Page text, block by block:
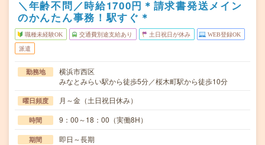
＼年齢不問／時給1700円＊請求書発送メイン
のかんたん事務！駅すぐ＊
職種未経験OK 交通費別途支給あり 土日祝日が休み WEB登録OK
派遣
勤務地
横浜市西区
みなとみらい駅から徒歩5分／桜木町駅から徒歩10分
曜日頻度 月～金（土日祝日休み）
時間 9：00～18：00（実働8H）
期間 即日～長期